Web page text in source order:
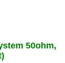
50ohm,